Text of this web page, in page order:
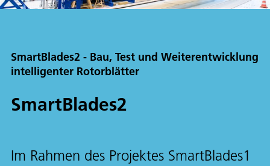
SmartBlades2 - Bau, Test und Weiterentwicklung
intelligenter Rotorblätter
SmartBlades2
Im Rahmen des Projektes SmartBlades1